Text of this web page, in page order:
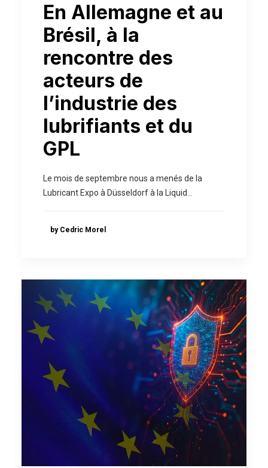
En Allemagne et au
Brésil, à la
rencontre des
acteurs de
l’industrie des
lubrifiants et du
GPL
Le mois de septembre nous a menés de la
Lubricant Expo à Düsseldorf à la Liquid…
by Cedric Morel